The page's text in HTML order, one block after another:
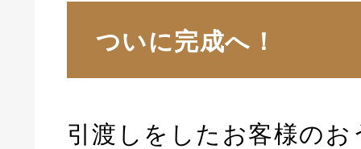
ついに完成へ！
引渡しをしたお客様のお